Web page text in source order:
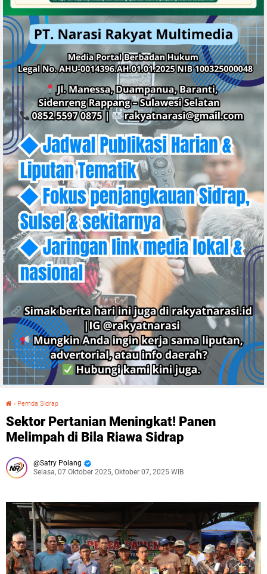
› Pemda Sidrap
Sektor Pertanian Meningkat! Panen
Melimpah di Bila Riawa Sidrap
Satry Polang
Selasa, 07 Oktober 2025, Oktober 07, 2025 WIB